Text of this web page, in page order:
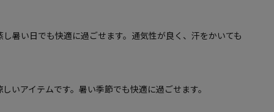
暑い日でも快適に過ごせます。通気性が良く、汗をかいても
いアイテムです。暑い季節でも快適に過ごせます。